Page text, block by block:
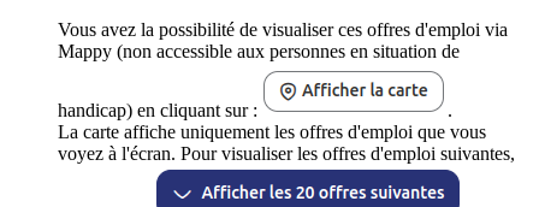
Vous avez la possibilité de visualiser ces offres d'emploi via
Mappy (non accessible aux personnes en situation de
handicap) en cliquant sur :
.
La carte affiche uniquement les offres d'emploi que vous
voyez à l'écran. Pour visualiser les offres d'emploi suivantes,